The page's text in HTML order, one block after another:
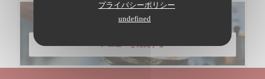
プライバシーポリシー
undefined
メニュー